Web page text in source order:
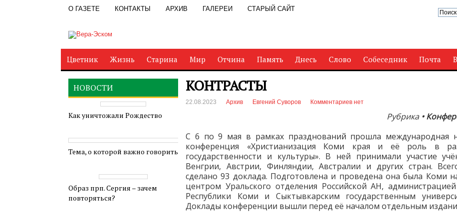
О ГАЗЕТЕ КОНТАКТЫ АРХИВ ГАЛЕРЕИ СТАРЫЙ САЙТ
Цветник Жизнь Старина Мир Отчина Память Днесь Слово Собеседник Почта
КОНТРАСТЫ
22.08.2023 Архив Евгений Суворов Комментариев нет
Рубрика•
С 6 по 9 мая в рамках празднований прошла международная
конференция «Христианизация Коми края и её роль в
государственности и культуры». В ней принимали участие
Венгрии, Австрии, Финляндии, Австралии и других стран.
сделано 93 доклада. Подготовлена и проведена она была Коми
центром Уральского отделения Российской АН,
Республики Коми и Сыктывкарским государственным
Доклады конференции вышли перед её началом отдельным
НОВОСТИ
Как уничтожали Рождество
Тема, о которой важно говорить
Образ прп. Сергия – зачем
повторяться?